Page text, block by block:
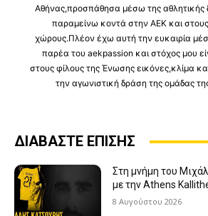
Αθήνας,προσπάθησα μέσω της αθλητικής
παραμείνω κοντά στην ΑΕΚ και
χώρους.Πλέον έχω αυτή την ευκαιρία
παρέα του aekpassion και στόχος μου
στους φίλους της Ένωσης εικόνες,κλίμα
την αγωνιστική δράση της ομάδας
ΔΙΑΒΑΣΤΕ ΕΠΙΣΗΣ
Στη μνήμη του
με την Athens
8 Αυγούστου 2026